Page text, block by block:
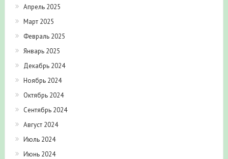
Апрель 2025
Март 2025
Февраль 2025
Январь 2025
Декабрь 2024
Ноябрь 2024
Октябрь 2024
Сентябрь 2024
Август 2024
Июль 2024
Июнь 2024